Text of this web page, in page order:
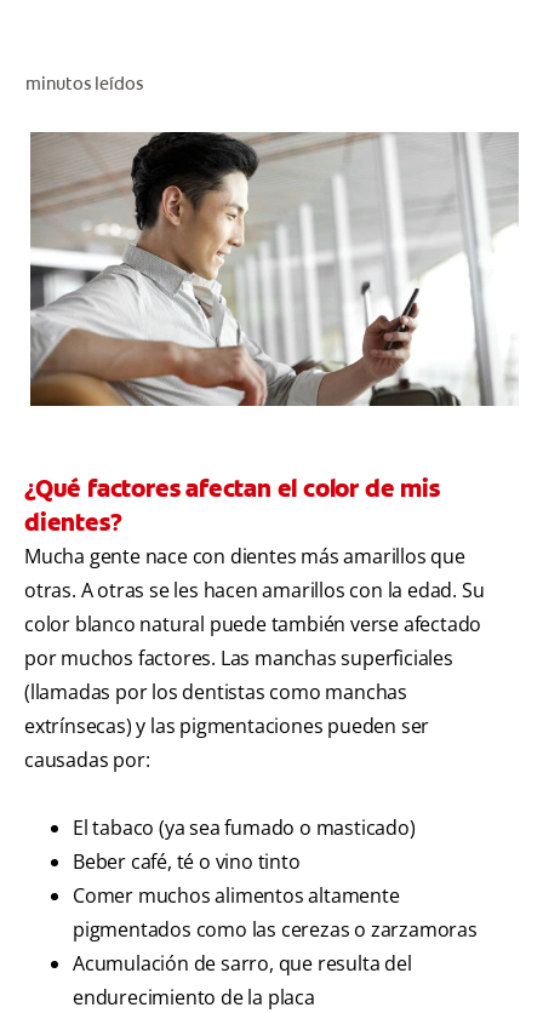
CO (ES)
SUSCRÍBETE
minutos leídos
¿Qué factores afectan el color de mis
dientes?
Mucha gente nace con dientes más amarillos que
otras. A otras se les hacen amarillos con la edad. Su
color blanco natural puede también verse afectado
por muchos factores. Las manchas superficiales
(llamadas por los dentistas como manchas
extrínsecas) y las pigmentaciones pueden ser
causadas por:
El tabaco (ya sea fumado o masticado)
Beber café, té o vino tinto
Comer muchos alimentos altamente
pigmentados como las cerezas o zarzamoras
Acumulación de sarro, que resulta del
endurecimiento de la placa